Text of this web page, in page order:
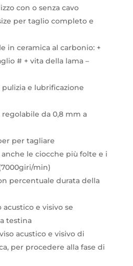
con o senza cavo
per taglio completo e
in ceramica al carbonio: +
# + vita della lama –
e lubrificazione
regolabile da 0,8 mm a
per tagliare
le ciocche più folte e i
min)
percentuale durata della
e visivo se
testina
acustico e visivo di
per procedere alla fase di